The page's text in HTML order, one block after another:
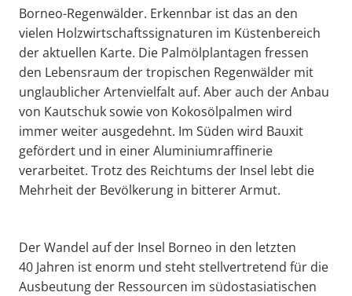
Borneo-Regenwälder. Erkennbar ist das an den
vielen Holzwirtschaftssignaturen im Küstenbereich
der aktuellen Karte. Die Palmölplantagen fressen
den Lebensraum der tropischen Regenwälder mit
unglaublicher Artenvielfalt auf. Aber auch der Anbau
von Kautschuk sowie von Kokosölpalmen wird
immer weiter ausgedehnt. Im Süden wird Bauxit
gefördert und in einer Aluminiumraffinerie
verarbeitet. Trotz des Reichtums der Insel lebt die
Mehrheit der Bevölkerung in bitterer Armut.
Der Wandel auf der Insel Borneo in den letzten
40 Jahren ist enorm und steht stellvertretend für die
Ausbeutung der Ressourcen im südostasiatischen